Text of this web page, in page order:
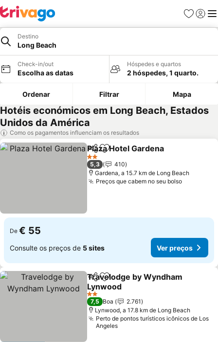
Favoritos
Iniciar
Destino
Long Beach
Check-in/out
Escolha as datas
Hóspedes e quartos
2 hóspedes, 1 quarto.
Ordenar Filtrar Mapa
Hotéis económicos em Long Beach, Estados
Unidos da América
Como os pagamentos influenciam os resultados
PartilharAdicionar aos favoritos
Plaza Hotel Gardena
2 Estrelas
5,3
410
Gardena, a 15.7 km de Long Beach
Preços que cabem no seu bolsoVer
De € 55
Consulte os preços de 5 sites Ver preços
PartilharAdicionar aos favoritos
Travelodge by Wyndham
Lynwood
Ver preços
2 Estrelas
7,5 Boa
2.761
Lynwood, a 17.8 km de Long Beach
Perto de pontos turísticos icônicos de Los
Angeles